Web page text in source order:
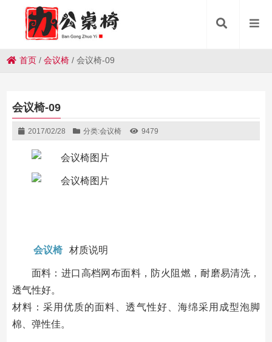
首页 /会议椅 /会议椅-09
会议椅-09
2017/02/28 分类:会议椅 9479
会议椅 材质说明
面料：进口高档网布面料，防火阻燃，耐磨易清洗，
透气性好。
材料：采用优质的面料、透气性好、海绵采用成型泡脚
棉、弹性佳。